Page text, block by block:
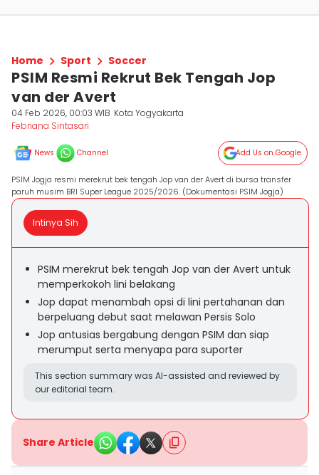
Home Sport Soccer
PSIM Resmi Rekrut Bek Tengah Jop
van der Avert
04 Feb 2026, 00:03 WIB Kota Yogyakarta
Febriana Sintasari
News Channel Add Us on Google
PSIM Jogja resmi merekrut bek tengah Jop van der Avert di bursa transfer
paruh musim BRI Super League 2025/2026. (Dokumentasi PSIM Jogja)
Intinya Sih
PSIM merekrut bek tengah Jop van der Avert untuk
memperkokoh lini belakang
Jop dapat menambah opsi di lini pertahanan dan
berpeluang debut saat melawan Persis Solo
Jop antusias bergabung dengan PSIM dan siap
merumput serta menyapa para suporter
This section summary was AI-assisted and reviewed by
our editorial team.
Share Article